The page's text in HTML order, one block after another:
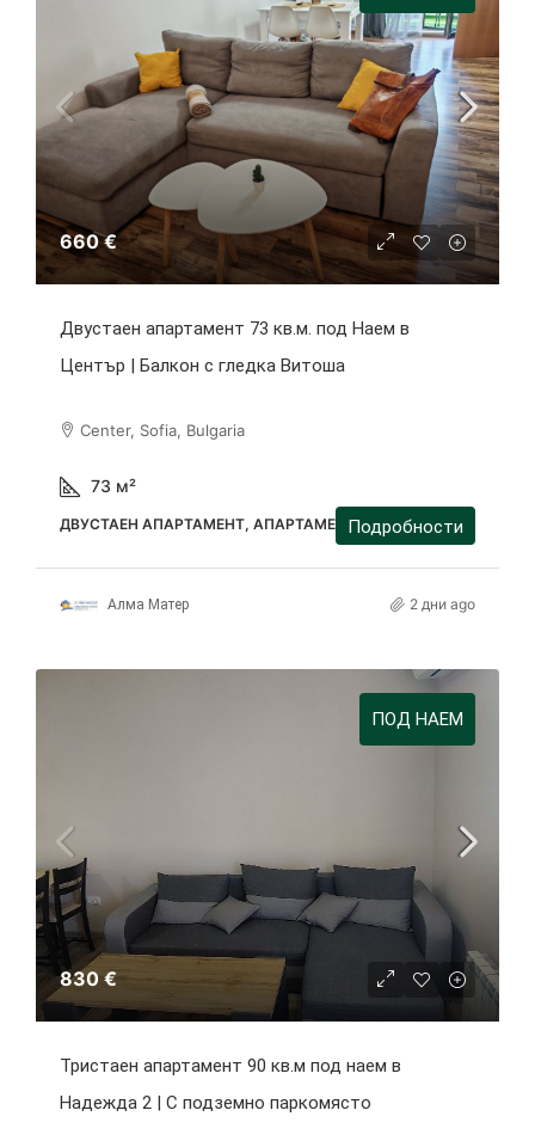
660 €
Двустаен апартамент 73 кв.м. под Наем в
Център | Балкон с гледка Витоша
Center, Sofia, Bulgaria
73 м²
ДВУСТАЕН АПАРТАМЕНТ, АПАРТАМЕНТПодробности
Алма Матер 2 дни ago
ПОД НАЕМ
830 €
Тристаен апартамент 90 кв.м под наем в
Надежда 2 | С подземно паркомясто